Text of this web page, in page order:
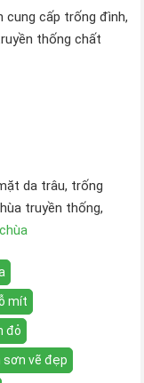
cung cấp trống đình,
thống chất
da trâu, trống
truyền thống,
mít
đỏ
sơn vẽ đẹp